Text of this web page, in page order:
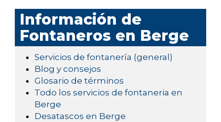
Información de
Fontaneros en Berge
Servicios de fontanería (general)
Blog y consejos
Glosario de términos
Todo los servicios de fontaneria en
Berge
Desatascos en Berge